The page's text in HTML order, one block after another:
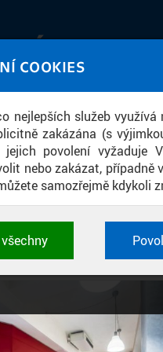
COOKIES
nejlepších služeb
zakázána (s
povolení vyžaduje
nebo zakázat, případně
samozřejmě kdykoli
a identifikátorů
obrazem a zvukem
Aktivní